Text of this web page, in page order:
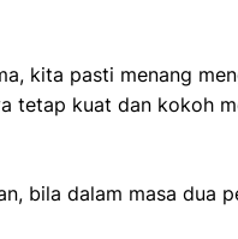
kita pasti menang
tetap kuat dan kokoh
bila dalam masa dua